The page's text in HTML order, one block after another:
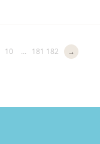
10 ... 181 182 →